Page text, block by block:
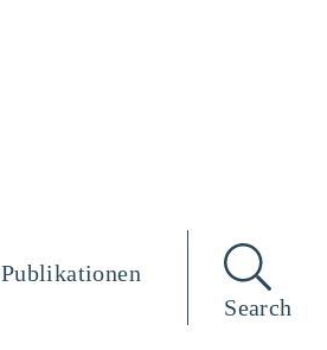
Publikationen
Search